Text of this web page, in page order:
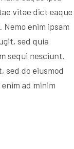
vitae dict eaque
enim ipsam
sed quia
sequi nesciunt.
sed do eiusmod
ad minim